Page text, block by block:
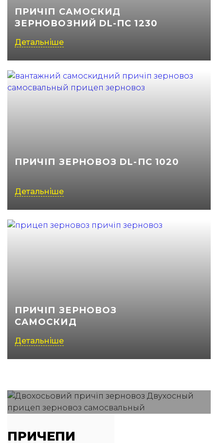
ПРИЧІП САМОСКИД
ЗЕРНОВОЗНИЙ DL-ПС 1230
Детальніше
ПРИЧІП ЗЕРНОВОЗ DL-ПС 1020
Детальніше
ПРИЧІП ЗЕРНОВОЗ
САМОСКИД
Детальніше
ПРИЧЕПИ